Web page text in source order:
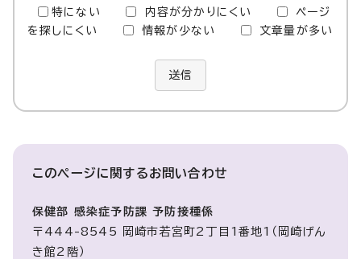
特にない 内容が分かりにくい
ページ
を探しにくい
情報が少ない 文章量が多い
送信
このページに関するお問い合わせ
保健部 感染症予防課 予防接種係
〒444-8545 岡崎市若宮町2丁目1番地1（岡崎げん
き館2階）